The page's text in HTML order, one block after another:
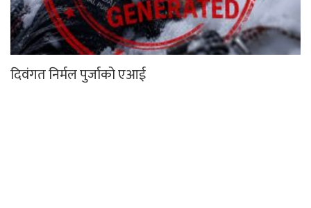
दिवंगत निर्मल पुर्जाको एआई